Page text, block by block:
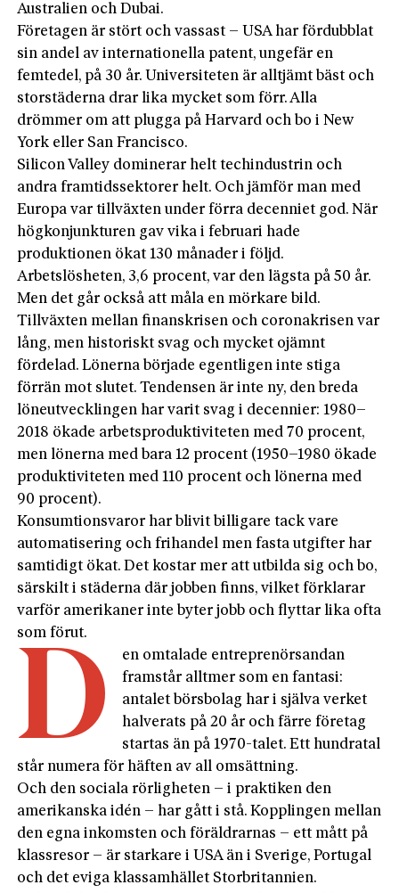
Australien och Dubai.
Företagen är stört och vassast – USA har fördubblat
sin andel av internationella patent, ungefär en
femtedel, på 30 år. Universiteten är alltjämt bäst och
storstäderna drar lika mycket som förr. Alla
drömmer om att plugga på Harvard och bo i New
York eller San Francisco.
Silicon Valley dominerar helt techindustrin och
andra framtidssektorer helt. Och jämför man med
Europa var tillväxten under förra decenniet god. När
högkonjunkturen gav vika i februari hade
produktionen ökat 130 månader i följd.
Arbetslösheten, 3,6 procent, var den lägsta på 50 år.
Men det går också att måla en mörkare bild.
Tillväxten mellan finanskrisen och coronakrisen var
lång, men historiskt svag och mycket ojämnt
fördelad. Lönerna började egentligen inte stiga
förrän mot slutet. Tendensen är inte ny, den breda
löneutvecklingen har varit svag i decennier: 1980–
2018 ökade arbetsproduktiviteten med 70 procent,
men lönerna med bara 12 procent (1950–1980 ökade
produktiviteten med 110 procent och lönerna med
90 procent).
Konsumtionsvaror har blivit billigare tack vare
automatisering och frihandel men fasta utgifter har
samtidigt ökat. Det kostar mer att utbilda sig och bo,
särskilt i städerna där jobben finns, vilket förklarar
varför amerikaner inte byter jobb och flyttar lika ofta
som förut.
D
en omtalade entreprenörsandan
framstår alltmer som en fantasi:
antalet börsbolag har i själva verket
halverats på 20 år och färre företag
startas än på 1970-talet. Ett hundratal
står numera för häften av all omsättning.
Och den sociala rörligheten – i praktiken den
amerikanska idén – har gått i stå. Kopplingen mellan
den egna inkomsten och föräldrarnas – ett mått på
klassresor – är starkare i USA än i Sverige, Portugal
och det eviga klassamhället Storbritannien.